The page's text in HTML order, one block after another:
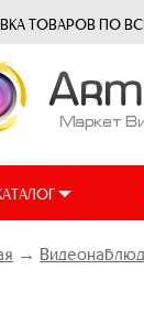
ТОВАРОВ ПО
→